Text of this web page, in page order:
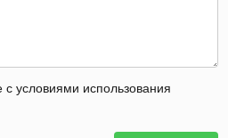
условиями использования